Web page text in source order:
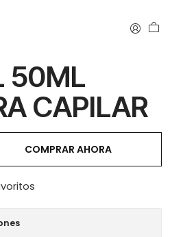
50ML
CAPILAR
COMPRAR AHORA